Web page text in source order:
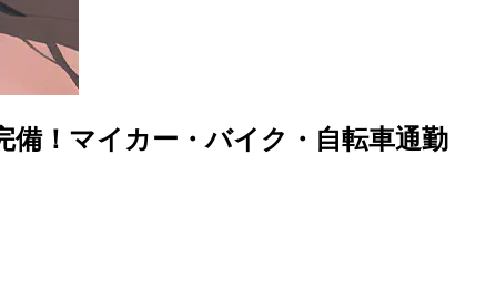
！マイカー・バイク・自転車通勤